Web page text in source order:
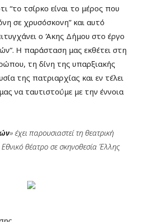
“το τσίρκο είναι το μέρος που
σε χρυσόσκονη” και αυτό
ο Άκης Δήμου στο έργο
Η παράσταση μας εκθέτει στη
τη δίνη της υπαρξιακής
της πατριαρχίας και εν τέλει
να ταυτιστούμε με την έννοια
» έχει παρουσιαστεί τη θεατρική
θέατρο σε σκηνοθεσία Έλλης